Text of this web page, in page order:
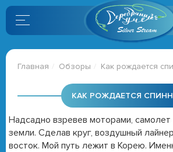
Главная Обзоры Как рождается
КАК РОЖДАЕТСЯ
Надсадно взревев моторами, самолет
земли. Сделав круг, воздушный
восток. Мой путь лежит в Корею.